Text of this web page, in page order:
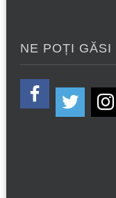
NE POȚI GĂSI